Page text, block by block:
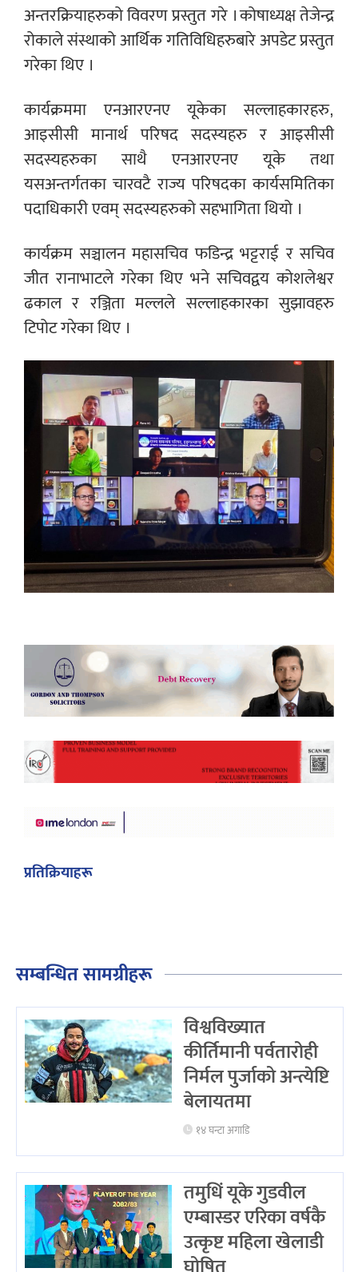
अन्तरक्रियाहरुको विवरण प्रस्तुत गरे । कोषाध्यक्ष तेजेन्द्र
रोकाले संस्थाको आर्थिक गतिविधिहरुबारे अपडेट प्रस्तुत
गरेका थिए ।
कार्यक्रममा एनआरएनए यूकेका सल्लाहकारहरु,
आइसीसी मानार्थ परिषद सदस्यहरु र आइसीसी
सदस्यहरुका साथै एनआरएनए यूके तथा
यसअन्तर्गतका चारवटै राज्य परिषदका कार्यसमितिका
पदाधिकारी एवम् सदस्यहरुको सहभागिता थियो ।
कार्यक्रम सञ्चालन महासचिव फडिन्द्र भट्टराई र सचिव
जीत रानाभाटले गरेका थिए भने सचिवद्वय कोशलेश्वर
ढकाल र रञ्जिता मल्लले सल्लाहकारका सुझावहरु
टिपोट गरेका थिए ।
प्रतिक्रियाहरू
सम्बन्धित सामग्रीहरू
विश्वविख्यात
कीर्तिमानी पर्वतारोही
निर्मल पुर्जाको अन्त्येष्टि
बेलायतमा
१४ घन्टा अगाडि
तमुधिं यूके गुडवील
एम्बास्डर एरिका वर्षकै
उत्कृष्ट महिला खेलाडी